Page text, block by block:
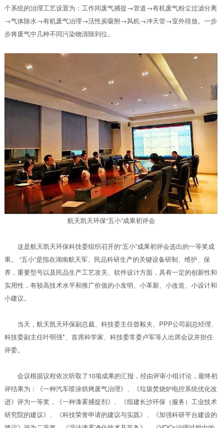
个系统的治理工艺设置为：工作间废气捕捉→管道→有机废气粉尘过滤分离
→气体除水→有机废气治理→活性炭吸附→风机→冲天管→室外排放。一步
步将废气中几种不同污染物清除到位。
航天凯天环保“五小”成果初评会
这是航天凯天环保科技委组织召开的“五小”成果初评会选出的一等奖成
果。 “五小”是指在湖南航天军、民品科研生产的关键设备研制、维护、保
养，重要型号以及民品生产工艺攻关、软件设计方面，具有一定的创新性和
实用性，有较高技术水平和推广价值的小发明、小革新、小改造、小设计和
小建议。
当天，航天凯天环保副总裁、科技委主任曾毅夫、PPP公司副总经理、
科技委副主任叶明强*、首席科学家、科技委常委卢军等人出席会议并担任
评委。
会议根据议程依次听取了10项成果的汇报，经由评审小组讨论，最终初
评结果为：《一种汽车喷涂烘烤废气治理》、《垃圾焚烧炉电控系统优化改
进》评为一等奖，《一种漆雾捕捉剂》、《组建长沙环保（服务）工业技术
研究院的建议》、《科技荣誉申请的建议与实践》、《加强科研平台建设的